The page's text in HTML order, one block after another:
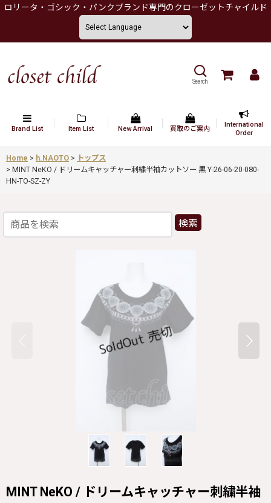
ロリータ・ゴシック・パンクブランド専門のクローゼットチャイルド
Search
Brand List Item List New Arrival 買取のご案内
International
Order
Home > h.NAOTO > トップス
> MINT NeKO / ドリームキャッチャー刺繍半袖カットソー 黒 Y-26-06-20-080-
HN-TO-SZ-ZY
検索
MINT NeKO / ドリームキャッチャー刺繍半袖